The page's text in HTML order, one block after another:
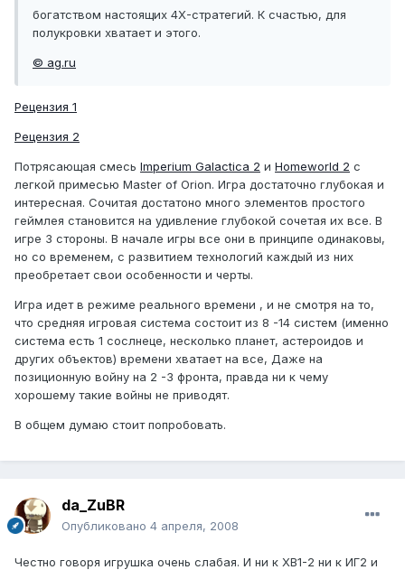
богатством настоящих 4X-стратегий. К счастью, для
полукровки хватает и этого.
© ag.ru
Рецензия 1
Рецензия 2
Потрясающая смесь Imperium Galactica 2 и Homeworld 2 с
легкой примесью Master of Orion. Игра достаточно глубокая и
интересная. Сочитая достатоно много элементов простого
геймлея становится на удивление глубокой сочетая их все. В
игре 3 стороны. В начале игры все они в принципе одинаковы,
но со временем, с развитием технологий каждый из них
преобретает свои особенности и черты.
Игра идет в режиме реального времени , и не смотря на то,
что средняя игровая система состоит из 8 -14 систем (именно
система есть 1 сослнеце, несколько планет, астероидов и
других объектов) времени хватает на все, Даже на
позиционную войну на 2 -3 фронта, правда ни к чему
хорошему такие войны не приводят.
В общем думаю стоит попробовать.
da_ZuBR
Опубликовано 4 апреля, 2008
Честно говоря игрушка очень слабая. И ни к ХВ1-2 ни к ИГ2 и